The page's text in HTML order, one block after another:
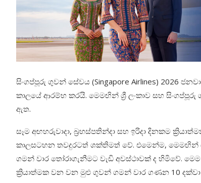
සිංගප්පූරු ගුවන් සේවය (Singapore Airlines) 2026
කාලයේ ආරම්භ කරයි. මෙමඟින් ශ්‍රී ලංකාව සහ
ඇත.
සෑම අඟහරුවාදා, බ්‍රහස්පතින්දා සහ ඉරිදා දිනකම
කාලසටහන තවදුරටත් ශක්තිමත් වේ. එමෙන්ම, මෙමඟින්
ගමන් වාර තෝරාගැනීමට වැඩි අවස්ථාවක් ද හිමිවේ.
ක්‍රියාත්මක වන වන මුළු ගුවන් ගමන් වාර ගණන 10